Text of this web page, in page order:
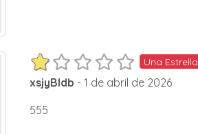
Una Estrella
xsjyBldb - 1 de abril de 2026
555